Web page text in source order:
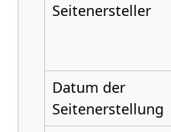
Seitenersteller
Datum der
Seitenerstellung